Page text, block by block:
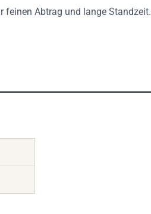
Abtrag und lange Standzeit.